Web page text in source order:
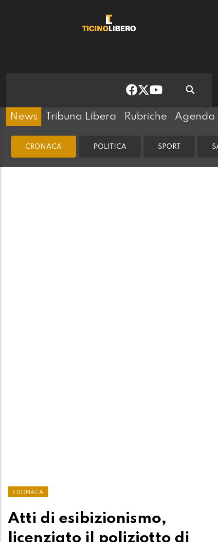
News Tribuna Libera Rubriche Agenda
CRONACA POLITICA SPORT
CRONACA
Atti di esibizionismo,
licenziato il poliziotto di